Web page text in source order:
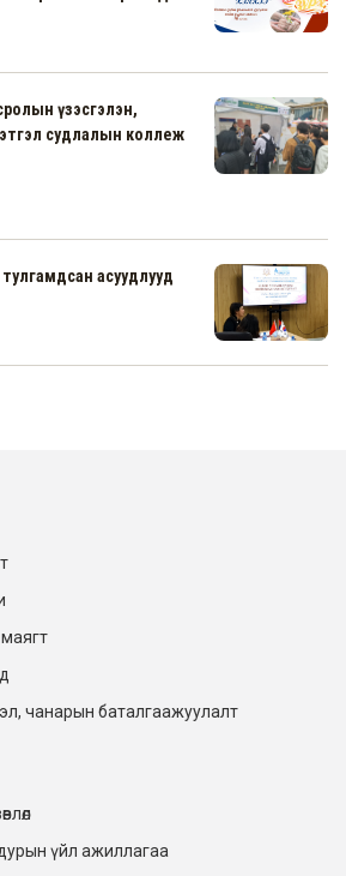
үзэсгэлэн,
судлалын коллеж
асуудлууд
чанарын баталгаажуулалт
үйл ажиллагаа